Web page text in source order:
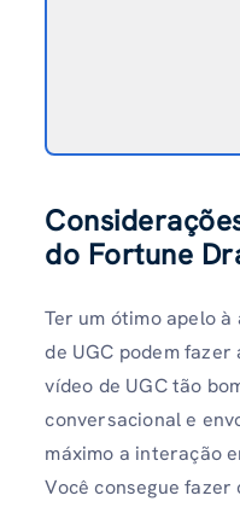
do Fortune
Ter um ótimo apelo
de UGC podem
vídeo de UGC tão
conversacional e
máximo a interação
Você consegue fazer